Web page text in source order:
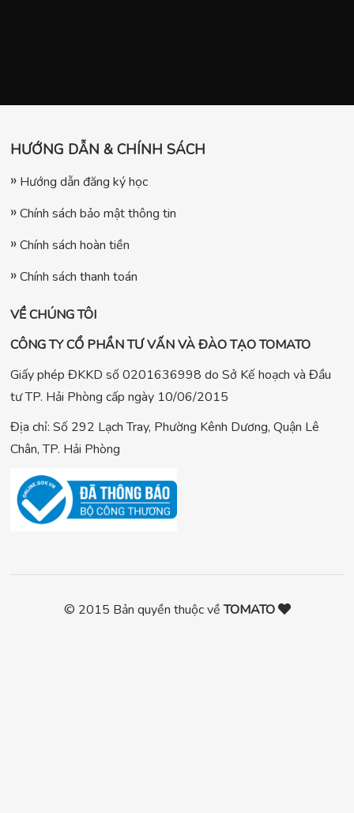
HƯỚNG DẪN & CHÍNH SÁCH
Hướng dẫn đăng ký học
Chính sách bảo mật thông tin
Chính sách hoàn tiền
Chính sách thanh toán
VỀ CHÚNG TÔI
CÔNG TY CỔ PHẦN TƯ VẤN VÀ ĐÀO TẠO TOMATO
Giấy phép ĐKKD số 0201636998 do Sở Kế hoạch và Đầu
tư TP. Hải Phòng cấp ngày 10/06/2015
Địa chỉ: Số 292 Lạch Tray, Phường Kênh Dương, Quận Lê
Chân, TP. Hải Phòng
© 2015 Bản quyền thuộc vềTOMATO